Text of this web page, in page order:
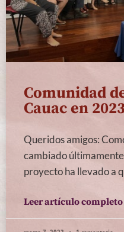
Comunidad
Cauac en
Queridos amigos:
cambiado
proyecto ha llevado a
Leer artículo completo